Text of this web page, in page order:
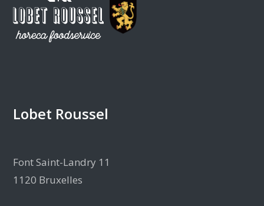
Lobet Roussel
Font Saint-Landry 11
1120 Bruxelles